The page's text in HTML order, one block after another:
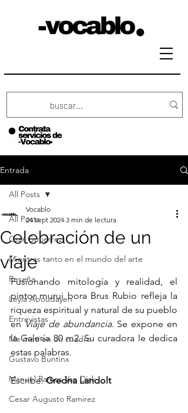
Entrada
All Posts
Czar Gutierrez
Mientras tanto en el mundo del arte
Reseña
Leyla Aboudayeh
Entrevistas
Me metí en un cuadro
Gustavo Buntinx
Manuel Ramos Van Dick
Cesar Augusto Ramirez
All Posts
Celebración de un
viaje
Vocablo
24 sept 2024 3 min de lectura
Fusionando mitología y realidad, el
pintor murui bora Brus Rubio refleja la
riqueza espiritual y natural de su pueblo
en Viaje de abundancia. Se expone en
la Galería 80 m2. Su curadora le dedica
estas palabras.
Escribe: Gredna Landolt